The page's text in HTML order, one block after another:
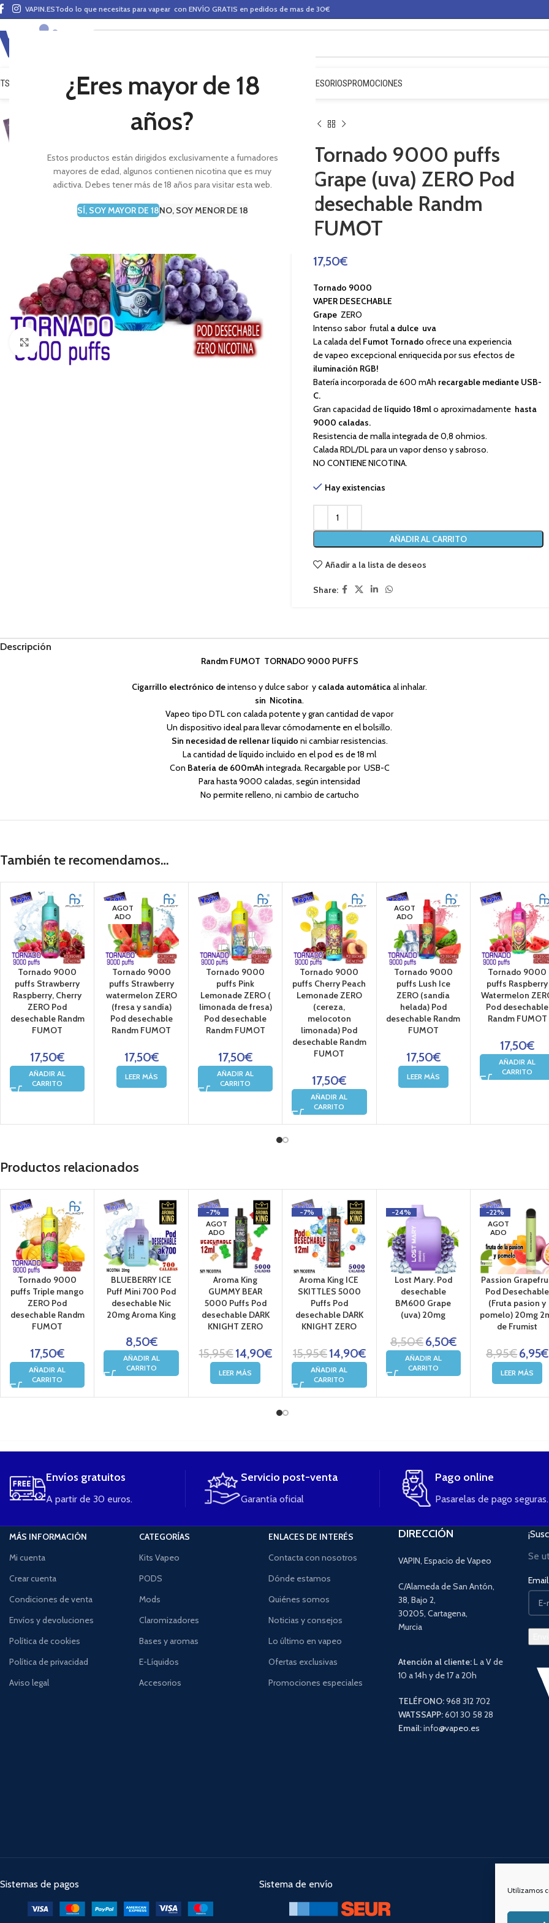
¿Eres mayor de 18
años?
Estos productos están dirigidos exclusivamente a fumadores
mayores de edad, algunos contienen nicotina que es muy
adictiva. Debes tener más de 18 años para visitar esta web.
SÍ, SOY MAYOR DE 18NO, SOY MENOR DE 18
Utilizamos
VAPIN.ESTodo lo que necesitas para vapear con ENVÍO GRATIS en pedidos de mas de 30€
VAPEO MODS CLAROMIZADORES BASES Y AROMAS (ALQUIMIA) ACCESORIOSPROMOCIONES
Haga Click para agrandar
Tornado 9000 puffs
Grape (uva) ZERO Pod
desechable Randm
FUMOT
17,50€
Tornado 9000
VAPER DESECHABLE
Grape ZERO
Intenso sabor frutal a dulce uva
La calada del Fumot Tornado ofrece una experiencia
de vapeo excepcional enriquecida por sus efectos de
iluminación RGB!
Batería incorporada de 600 mAh recargable mediante USB-
C.
Gran capacidad de líquido 18mlo aproximadamente hasta
9000 caladas.
Resistencia de malla integrada de 0,8 ohmios.
Calada RDL/DL para un vapor denso y sabroso.
NO CONTIENE NICOTINA.
Hay existencias
AÑADIR AL CARRITO
Añadir a la lista de deseos
Share:
Descripción
Randm FUMOT TORNADO 9000 PUFFS
Cigarrillo electrónico deintenso y dulce sabor y calada automáticaal inhalar.
sin Nicotina.
Vapeo tipo DTL con calada potente y gran cantidad de vapor
Un dispositivo ideal para llevar cómodamente en el bolsillo.
Sin necesidad de rellenar líquido ni cambiar resistencias.
La cantidad de líquido incluido en el pod es de 18 ml
Con Batería de 600mAh integrada. Recargable por USB-C
Para hasta 9000 caladas, según intensidad
No permite relleno, ni cambio de cartucho
¿Estas interesado en comprarpod desechable TORNADO 9000 caladas?
bases, aromas,
Compra online tu vaper enVapin.es
o en nuestras tiendas físicas
También te recomendamos…
Tornado 9000
puffs Strawberry
Raspberry, Cherry
ZERO Pod
desechable Randm
FUMOT
17,50€
AÑADIR AL
CARRITO
AGOT
ADO
Tornado 9000
puffs Strawberry
watermelon ZERO
(fresa y sandía)
Pod desechable
Randm FUMOT
17,50€
LEER MÁS
Tornado 9000
puffs Pink
Lemonade ZERO (
limonada de fresa)
Pod desechable
Randm FUMOT
17,50€
AÑADIR AL
CARRITO
Tornado 9000
puffs Cherry Peach
Lemonade ZERO
(cereza,
melocoton
limonada) Pod
desechable Randm
FUMOT
17,50€
AÑADIR AL
CARRITO
AGOT
ADO
Tornado 9000
puffs Lush Ice
ZERO (sandía
helada) Pod
desechable Randm
FUMOT
17,50€
LEER MÁS
Tornado 9000
puffs Raspberry
Watermelon
Pod desechable
Randm FUMOT
17,50€
AÑADIR AL
CARRITO
Productos relacionados
Tornado 9000
puffs Triple mango
ZERO Pod
desechable Randm
FUMOT
17,50€
AÑADIR AL
CARRITO
BLUEBERRY ICE
Puff Mini 700 Pod
desechable Nic
20mg Aroma King
8,50€
AÑADIR AL
CARRITO
-7%
AGOT
ADO
Aroma King
GUMMY BEAR
5000 Puffs Pod
desechable DARK
KNIGHT ZERO
15,95€14,90€
LEER MÁS
-7%
Aroma King ICE
SKITTLES 5000
Puffs Pod
desechable DARK
KNIGHT ZERO
15,95€14,90€
AÑADIR AL
CARRITO
-24%
Lost Mary. Pod
desechable
BM600 Grape
(uva) 20mg
8,50€6,50€
AÑADIR AL
CARRITO
-22%
AGOT
ADO
Passion
Pod Desechable
(Fruta pasion y
pomelo) 20mg
de Frumist
8,95€6,95€
LEER MÁS
Envíos gratuitos
A partir de 30 euros.
Servicio post-venta
Garantía oficial
Pago online
Pasarelas de pago seguras.
MÁS INFORMACIÓN
Mi cuenta
Crear cuenta
Condiciones de venta
Envíos y devoluciones
Política de cookies
Política de privacidad
Aviso legal
CATEGORÍAS
Kits Vapeo
PODS
Mods
Claromizadores
Bases y aromas
E-Líquidos
Accesorios
ENLACES DE INTERÉS
Contacta con nosotros
Dónde estamos
Quiénes somos
Noticias y consejos
Lo último en vapeo
Ofertas exclusivas
Promociones especiales
DIRECCIÓN
VAPIN, Espacio de Vapeo
C/Alameda de San Antón,
38, Bajo 2,
30205, Cartagena,
Murcia
Atención al cliente:L a V de
10 a 14h y de 17 a 20h
TELÉFONO:968 312 702
WATSSAPP:601 30 58 28
Email:info@vapeo.es
Se
Email
Sistemas de pagos Sistema de envío